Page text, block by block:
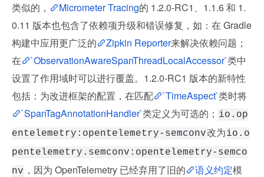
类似的， Micrometer Tracing的 1.2.0-RC1、1.1.6 和 1.
0.11 版本也包含了依赖项升级和错误修复，如：在 Gradle
构建中应用更广泛的
Zipkin Reporter来解决依赖问题；
在
`ObservationAwareSpanThreadLocalAccessor`类中
设置了作用域时可以进行覆盖。1.2.0-RC1 版本的新特性
包括：为改进框架的配置，在匹配
`TimeAspect`类时将
`SpanTagAnnotationHandler`类定义为可选的； io.op
entelemetry:opentelemetry-semconv改为io.o
pentelemetry.semconv:opentelemetry-semco
nv ，因为 OpenTelemetry 已经弃用了旧的 语义约定模